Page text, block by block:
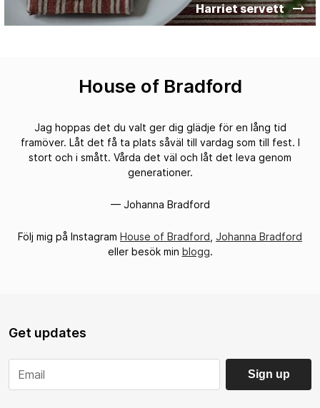
Harriet servett
House of Bradford
Jag hoppas det du valt ger dig glädje för en lång tid
framöver. Låt det få ta plats såväl till vardag som till fest. I
stort och i smått. Vårda det väl och låt det leva genom
generationer.
— Johanna Bradford
Följ mig på Instagram House of Bradford Johanna Bradford
eller besök min blogg.
Get updates
Sign up